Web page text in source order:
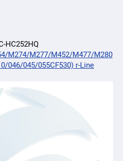
HC252HQ
M274/M277/M452/M477/M280
046/045/055CF530) r-Line